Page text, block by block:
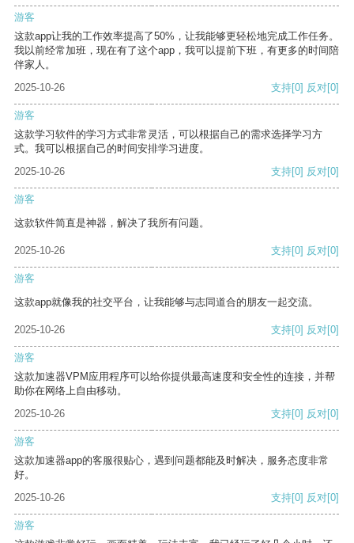
游客
这款app让我的工作效率提高了50%，让我能够更轻松地完成工作任务。
我以前经常加班，现在有了这个app，我可以提前下班，有更多的时间陪
伴家人。
2025-10-26
支持[0] 反对[0]
游客
这款学习软件的学习方式非常灵活，可以根据自己的需求选择学习方
式。我可以根据自己的时间安排学习进度。
2025-10-26
支持[0] 反对[0]
游客
这款软件简直是神器，解决了我所有问题。
2025-10-26 支持[0] 反对[0]
游客
这款app就像我的社交平台，让我能够与志同道合的朋友一起交流。
2025-10-26 支持[0] 反对[0]
游客
这款加速器VPM应用程序可以给你提供最高速度和安全性的连接，并帮
助你在网络上自由移动。
2025-10-26
支持[0] 反对[0]
游客
这款加速器app的客服很贴心，遇到问题都能及时解决，服务态度非常
好。
2025-10-26
支持[0] 反对[0]
游客